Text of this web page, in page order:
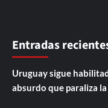
Entradas
Uruguay sigue
absurdo que paraliza